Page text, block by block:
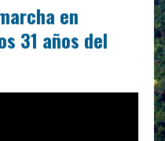
en
31 años del